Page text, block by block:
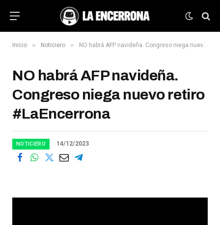
Inicio » Noticiero » NO habrá AFP navideña. Congreso niega nuevo retiro #LaEncerrona
NO habrá AFP navideña.
Congreso niega nuevo retiro
#LaEncerrona
NOTICIERO 14/12/2023